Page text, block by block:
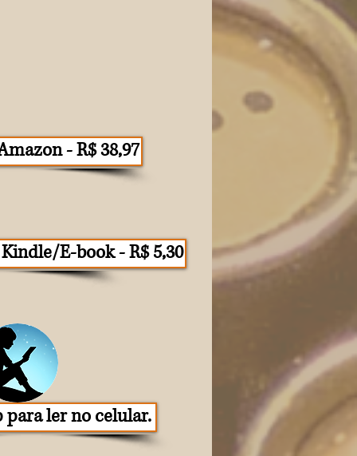
- R$ 38,97
E-book - R$ 5,30
para ler no celular.